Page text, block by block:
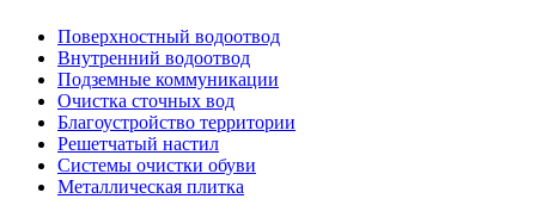
Поверхностный водоотвод
Внутренний водоотвод
Подземные коммуникации
Очистка сточных вод
Благоустройство территории
Решетчатый настил
Системы очистки обуви
Металлическая плитка